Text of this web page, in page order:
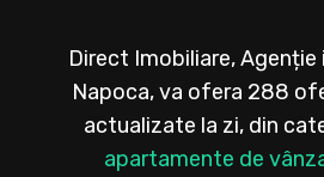
Direct Imobiliare, Agenție
Napoca, va ofera 288
actualizate la zi, din
apartamente de